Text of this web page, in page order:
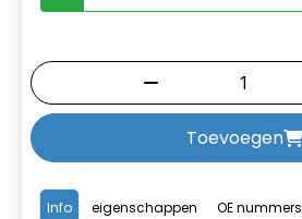
Info eigenschappen OE nummers
Toevoegen